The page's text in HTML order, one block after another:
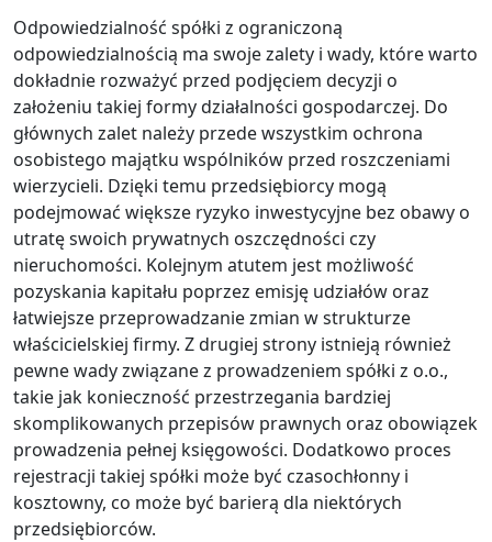
Odpowiedzialność spółki z ograniczoną
odpowiedzialnością ma swoje zalety i wady, które warto
dokładnie rozważyć przed podjęciem decyzji o
założeniu takiej formy działalności gospodarczej. Do
głównych zalet należy przede wszystkim ochrona
osobistego majątku wspólników przed roszczeniami
wierzycieli. Dzięki temu przedsiębiorcy mogą
podejmować większe ryzyko inwestycyjne bez obawy o
utratę swoich prywatnych oszczędności czy
nieruchomości. Kolejnym atutem jest możliwość
pozyskania kapitału poprzez emisję udziałów oraz
łatwiejsze przeprowadzanie zmian w strukturze
właścicielskiej firmy. Z drugiej strony istnieją również
pewne wady związane z prowadzeniem spółki z o.o.,
takie jak konieczność przestrzegania bardziej
skomplikowanych przepisów prawnych oraz obowiązek
prowadzenia pełnej księgowości. Dodatkowo proces
rejestracji takiej spółki może być czasochłonny i
kosztowny, co może być barierą dla niektórych
przedsiębiorców.